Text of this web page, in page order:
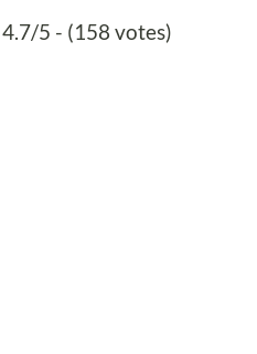
4.7/5 - (158 votes)